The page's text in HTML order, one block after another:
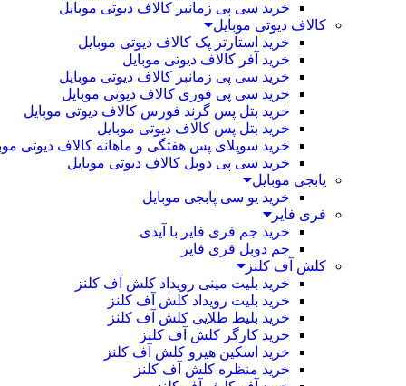
خرید سی پی زمانبر کالاف دیوتی موبایل
کالاف دیوتی موبایل
خرید استارتر پک کالاف دیوتی موبایل
خرید آفر کالاف دیوتی موبایل
خرید سی پی زمانبر کالاف دیوتی موبایل
خرید سی پی فوری کالاف دیوتی موبایل
خرید بتل پس گرند فورس کالاف دیوتی موبایل
خرید بتل پس کالاف دیوتی موبایل
خرید سوپلای پس هفتگی و ماهانه کالاف دیوتی
خرید سی پی دوبل کالاف دیوتی موبایل
پابجی موبایل
خرید یو سی پابجی موبایل
فری فایر
خرید جم فری فایر با آیدی
جم دوبل فری فایر
کلش آف کلنز
خرید بلیت مینی رویداد کلش آف کلنز
خرید بلیت رویداد کلش آف کلنز
خرید بلیط طلایی کلش آف کلنز
خرید کارگر کلش آف کلنز
خرید اسکین هیرو کلش آف کلنز
خرید منظره کلش آف کلنز